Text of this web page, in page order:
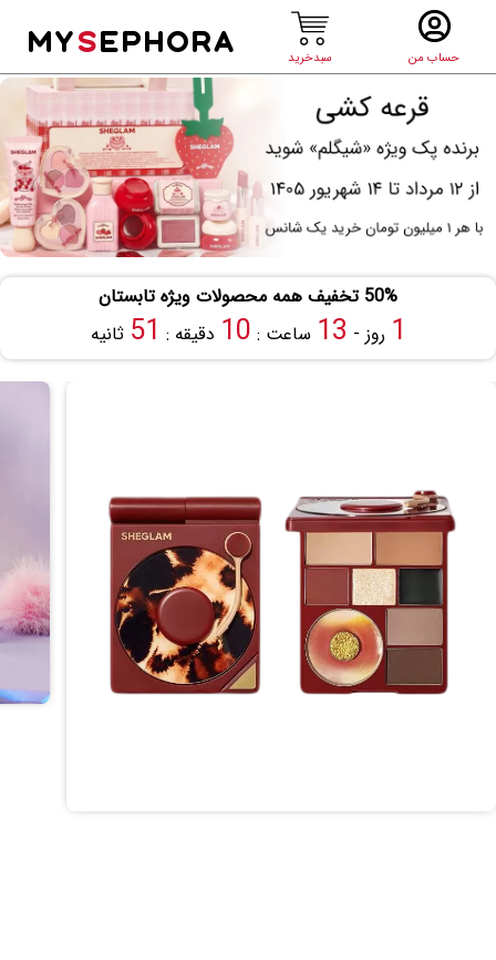
حساب من سبدخرید
MYSEPHORA
50% تخفیف همه محصولات ویژه تابستان
1 روز - 13 ساعت : 10 دقیقه : 50 ثانیه